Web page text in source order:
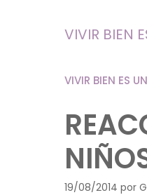
VIVIR BIEN
VIVIR BIEN ES
19/08/2014 por